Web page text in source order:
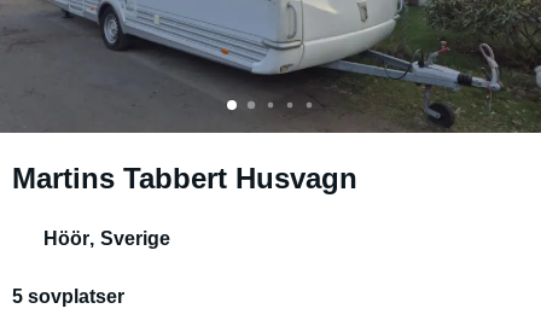
Martins Tabbert Husvagn
Höör, Sverige
5 sovplatser